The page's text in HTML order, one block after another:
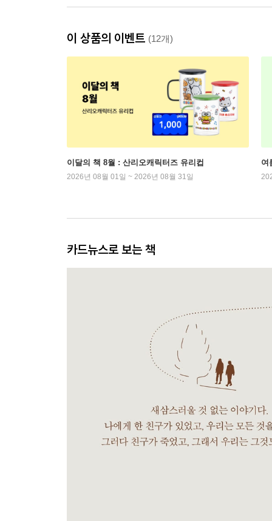
이 상품의 이벤트 (12개)
이달의 책 8월 : 산리오캐릭터즈 유리컵
2026년 08월 01일 ~ 2026년 08월 31일
여
카드뉴스로 보는 책